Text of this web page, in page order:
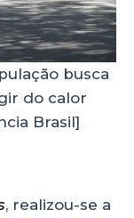
busca
do calor
Brasil]
, realizou-se a